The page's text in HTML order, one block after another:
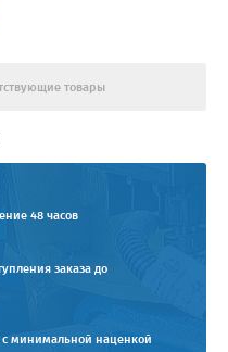
товары
48 часов
заказа до
минимальной наценкой